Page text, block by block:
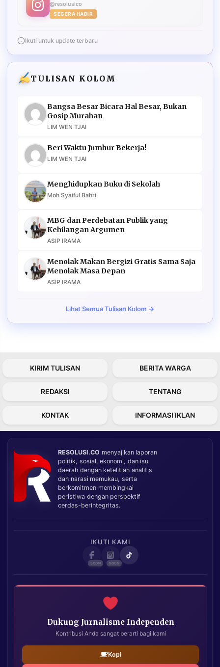
@resolusico
SEGERA HADIR
Ikuti untuk update terbaru
TULISAN KOLOM
Bangsa Besar Bicara Hal Besar, Bukan
Gosip Murahan
LIM WEN TJAI
Beri Waktu Jumhur Bekerja!
LIM WEN TJAI
Menghidupkan Buku di Sekolah
Moh Syaiful Bahri
MBG dan Perdebatan Publik yang
Kehilangan Argumen
ASIP IRAMA
Menolak Makan Bergizi Gratis Sama Saja
Menolak Masa Depan
ASIP IRAMA
Lihat Semua Tulisan Kolom →
KIRIM TULISAN BERITA WARGA
REDAKSI TENTANG
KONTAK INFORMASI IKLAN
RESOLUSI.CO menyajikan laporan
politik, sosial, ekonomi, dan isu
daerah dengan ketelitian analitis
dan narasi memukau, serta
berkomitmen membingkai
peristiwa dengan perspektif
cerdas-berintegritas.
IKUTI KAMI
Dukung Jurnalisme Independen
Kontribusi Anda sangat berarti bagi kami
Kopi